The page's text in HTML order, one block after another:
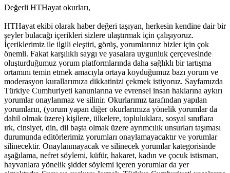
Değerli HTHayat okurları,
HTHayat ekibi olarak haber değeri taşıyan, herkesin kendine dair bir
şeyler bulacağı içerikleri sizlere ulaştırmak için çalışıyoruz.
İçeriklerimiz ile ilgili eleştiri, görüş, yorumlarınız bizler için çok
önemli. Fakat karşılıklı saygı ve yasalara uygunluk çerçevesinde
oluşturduğumuz yorum platformlarında daha sağlıklı bir tartışma
ortamını temin etmek amacıyla ortaya koyduğumuz bazı yorum ve
moderasyon kurallarımıza dikkatinizi çekmek istiyoruz. Sayfamızda
Türkiye Cumhuriyeti kanunlarına ve evrensel insan haklarına aykırı
yorumlar onaylanmaz ve silinir. Okurlarımız tarafından yapılan
yorumların, (yorum yapan diğer okurlarımıza yönelik yorumlar da
dahil olmak üzere) kişilere, ülkelere, topluluklara, sosyal sınıflara
ırk, cinsiyet, din, dil başta olmak üzere ayrımcılık unsurları taşıması
durumunda editörlerimiz yorumları onaylamayacaktır ve yorumlar
silinecektir. Onaylanmayacak ve silinecek yorumlar kategorisinde
aşağılama, nefret söylemi, küfür, hakaret, kadın ve çocuk istismarı,
hayvanlara yönelik şiddet söylemi içeren yorumlar da yer